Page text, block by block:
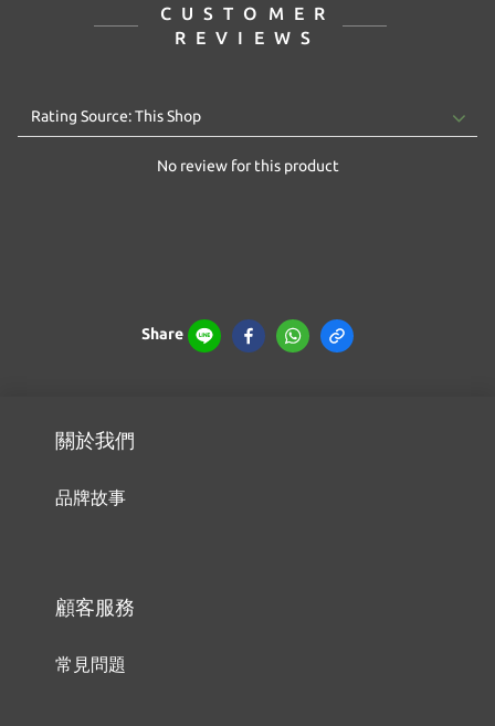
CUSTOMER
REVIEWS
No review for this product
Share
關於我們
品牌故事
顧客服務
常見問題